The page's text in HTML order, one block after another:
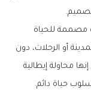
مصممة للحياة
أو الرحلات، دون
محاولة إيطالية
حياة دائم.